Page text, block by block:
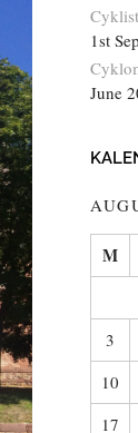
1st
June
M
3
10
17